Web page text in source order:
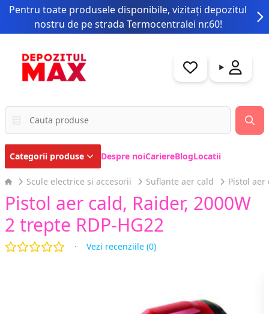
Pentru toate produsele disponibile, vizitați depozitul
nostru de pe strada Termocentralei nr.60!
Categorii produse Despre noiCariereBlogLocatii
Scule electrice si accesorii Suflante aer cald
Pistol aer cald, Raider, 2000W
2 trepte RDP-HG22
Reviews
out of 5 stars · Vezi recenziile (0)